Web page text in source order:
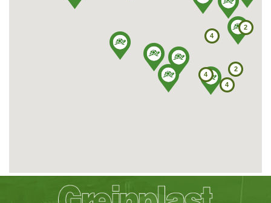
E-mail: greinplast@greinplast.com.pl
More
Show on map
4
4
2
2
4